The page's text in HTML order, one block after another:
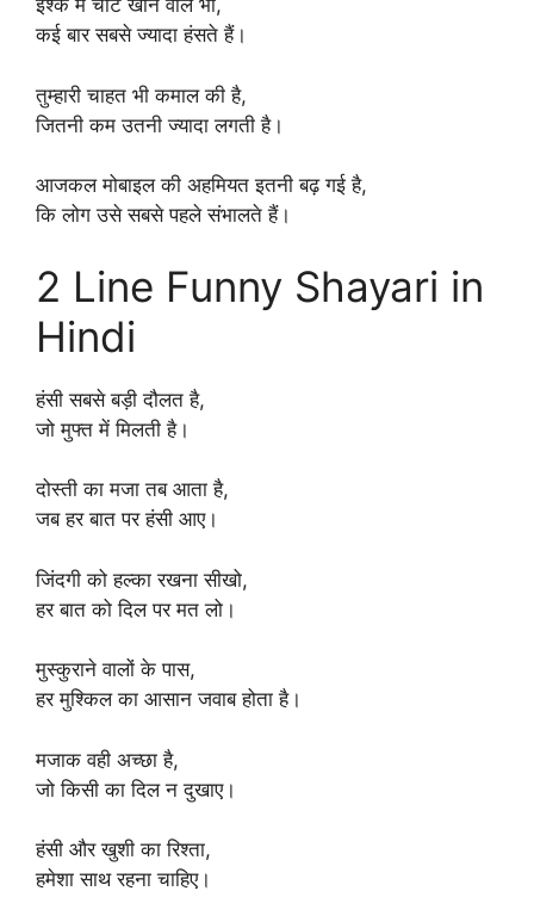
इश्क में चोट खाने वाले भी,
कई बार सबसे ज्यादा हंसते हैं।
तुम्हारी चाहत भी कमाल की है,
जितनी कम उतनी ज्यादा लगती है।
आजकल मोबाइल की अहमियत इतनी बढ़ गई है,
कि लोग उसे सबसे पहले संभालते हैं।
2 Line Funny Shayari in
Hindi
हंसी सबसे बड़ी दौलत है,
जो मुफ्त में मिलती है।
दोस्ती का मजा तब आता है,
जब हर बात पर हंसी आए।
जिंदगी को हल्का रखना सीखो,
हर बात को दिल पर मत लो।
मुस्कुराने वालों के पास,
हर मुश्किल का आसान जवाब होता है।
मजाक वही अच्छा है,
जो किसी का दिल न दुखाए।
हंसी और खुशी का रिश्ता,
हमेशा साथ रहना चाहिए।